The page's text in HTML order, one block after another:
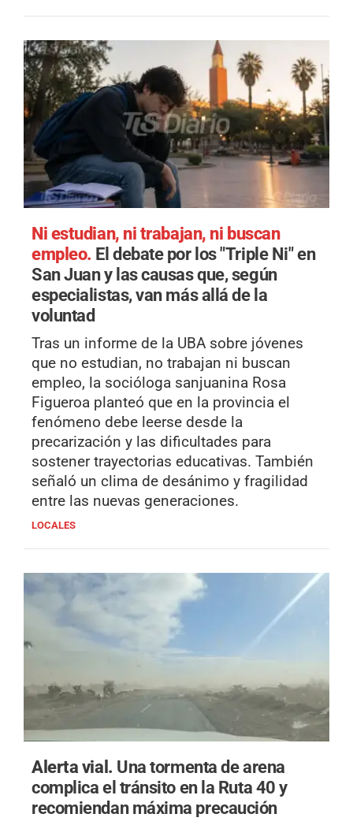
Ni estudian, ni trabajan, ni buscan
empleo. El debate por los "Triple Ni" en
San Juan y las causas que, según
especialistas, van más allá de la
voluntad
Tras un informe de la UBA sobre jóvenes
que no estudian, no trabajan ni buscan
empleo, la socióloga sanjuanina Rosa
Figueroa planteó que en la provincia el
fenómeno debe leerse desde la
precarización y las dificultades para
sostener trayectorias educativas. También
señaló un clima de desánimo y fragilidad
entre las nuevas generaciones.
LOCALES
Alerta vial. Una tormenta de arena
complica el tránsito en la Ruta 40 y
recomiendan máxima precaución